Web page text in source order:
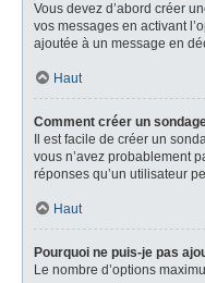
Vous devez d’abord créer
vos messages en activant
ajoutée à un message en
Haut
Comment créer un
Il est facile de créer un
vous n’avez probablement
réponses qu’un utilisateur
Haut
Pourquoi ne puis-je pas
Le nombre d’options